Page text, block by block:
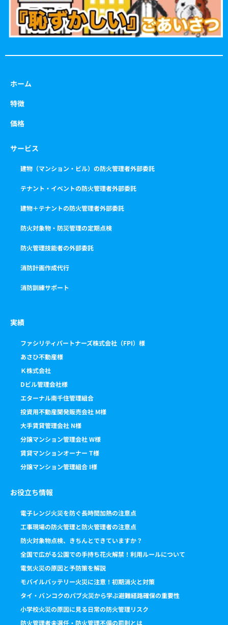
ホーム
特徴
価格
サービス
建物（マンション・ビル）の防火管理者外部委託
テナント・イベントの防火管理者外部委託
建物＋テナントの防火管理者外部委託
防火対象物・防災管理の定期点検
防火管理技能者の外部委託
消防計画作成代行
消防訓練サポート
実績
ファシリティパートナーズ株式会社（FPI）様
あさひ不動産様
Ｋ株式会社
Dビル管理会社様
エターナル南千住管理組合
投資用不動産開発販売会社 M様
大手賃貸管理会社 N様
分譲マンション管理会社 W様
賃貸マンションオーナー T様
分譲マンション管理組合 I様
お役立ち情報
電子レンジ火災を防ぐ長時間加熱の注意点
工事現場の防火管理と防火管理者の注意点
防火対象物点検、きちんとできていますか？
全国で広がる公園での手持ち花火解禁！利用ルールについて
電気火災の原因と予防策を解説
モバイルバッテリー火災に注意！初期消火と対策
タイ・バンコクのパブ火災から学ぶ避難経路確保の重要性
小学校火災の原因に見る日常の防火管理リスク
防火管理者未選任・防火管理不備の罰則とは